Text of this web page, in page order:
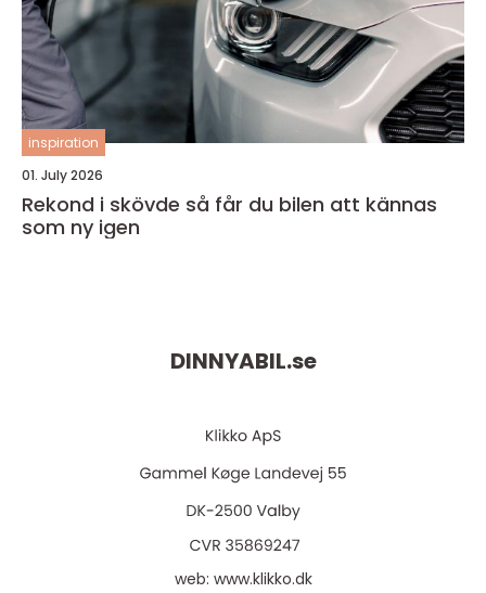
inspiration
01. July 2026
Rekond i skövde så får du bilen att kännas
som ny igen
DINNYABIL.se
web: www.klikko.dk